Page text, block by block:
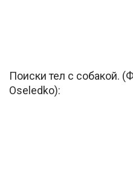
Поиски тел с собакой.
Oseledko):